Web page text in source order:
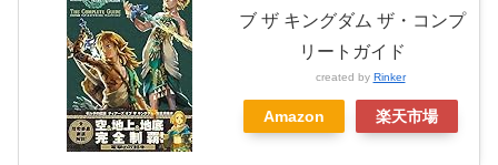
ブ ザ キングダム ザ・コンプ
リートガイド
created by Rinker
Amazon 楽天市場